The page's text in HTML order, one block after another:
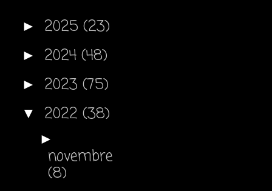
► 2025 (23)
► 2024 (48)
► 2023 (75)
▼ 2022 (38)
►
novembre
(8)